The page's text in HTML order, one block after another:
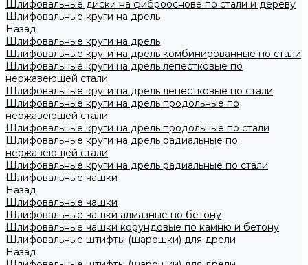
Шлифовальные диски на фиброоснове по стали и дереву
Шлифовальные круги на дрель
Назад
Шлифовальные круги на дрель
Шлифовальные круги на дрель комбинированные по стали
Шлифовальные круги на дрель лепестковые по
нержавеющей стали
Шлифовальные круги на дрель лепестковые по стали
Шлифовальные круги на дрель продольные по
нержавеющей стали
Шлифовальные круги на дрель продольные по стали
Шлифовальные круги на дрель радиальные по
нержавеющей стали
Шлифовальные круги на дрель радиальные по стали
Шлифовальные чашки
Назад
Шлифовальные чашки
Шлифовальные чашки алмазные по бетону
Шлифовальные чашки корундовые по камню и бетону
Шлифовальные штифты (шарошки) для дрели
Назад